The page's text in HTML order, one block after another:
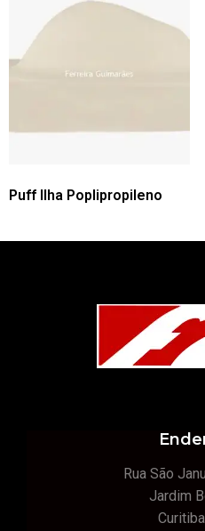
Puff Ilha Poplipropileno
Rua São
Jardim